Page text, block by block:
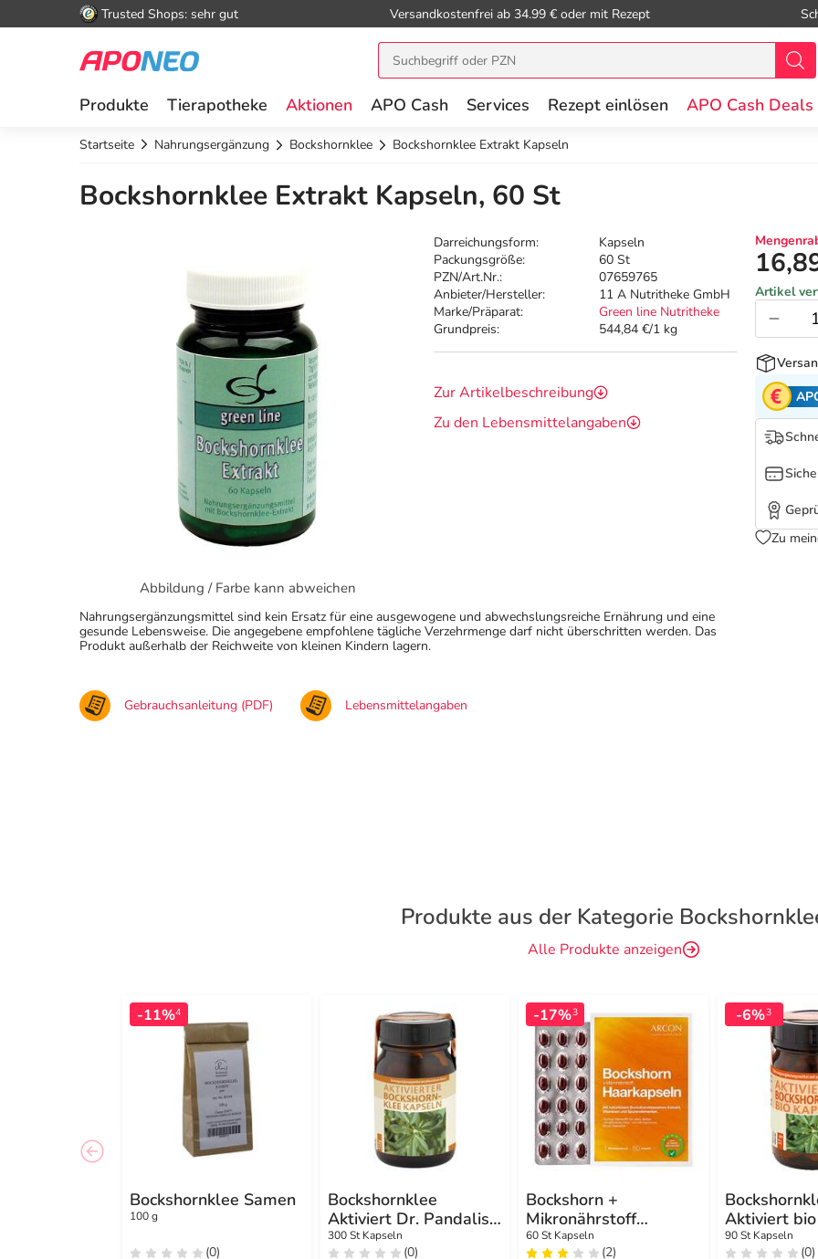
Trusted Shops: sehr gut Versandkostenfrei ab 34.99 € oder mit Rezept
Produkte Tierapotheke Aktionen APO Cash Services Rezept einlösen APO Cash Deals
Startseite Nahrungsergänzung Bockshornklee Bockshornklee Extrakt Kapseln
Bockshornklee Extrakt Kapseln, 60 St
Abbildung / Farbe kann abweichen
Darreichungsform:
Kapseln
Packungsgröße:
60 St
PZN/Art.Nr.:
07659765
Anbieter/Hersteller:
11 A Nutritheke GmbH
Marke/Präparat:
Green line Nutritheke
Grundpreis:
544,84 €/1 kg
Zur Artikelbeschreibung
Zu den Lebensmittelangaben
Artikel
Zu
Nahrungsergänzungsmittel sind kein Ersatz für eine ausgewogene und abwechslungsreiche Ernährung und eine
gesunde Lebensweise. Die angegebene empfohlene tägliche Verzehrmenge darf nicht überschritten werden. Das
Produkt außerhalb der Reichweite von kleinen Kindern lagern.
Gebrauchsanleitung (PDF) Lebensmittelangaben
Produkte aus der Kategorie
Alle Produkte anzeigen
-11%4
Bockshornklee Samen
100 g
(0)
Bockshornklee
Aktiviert Dr. Pandalis
Kapseln
300 St Kapseln
(0)
-17%3
Bockshorn +
Mikronährstoff
Haarkapseln
60 St Kapseln
(2)
-6%3
Aktiviert
Kapseln
90 St Kapseln
(0)